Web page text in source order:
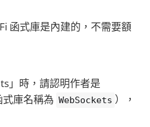
函式庫是內建的，不需要額
」時，請認明作者是
式庫名稱為 WebSockets ），